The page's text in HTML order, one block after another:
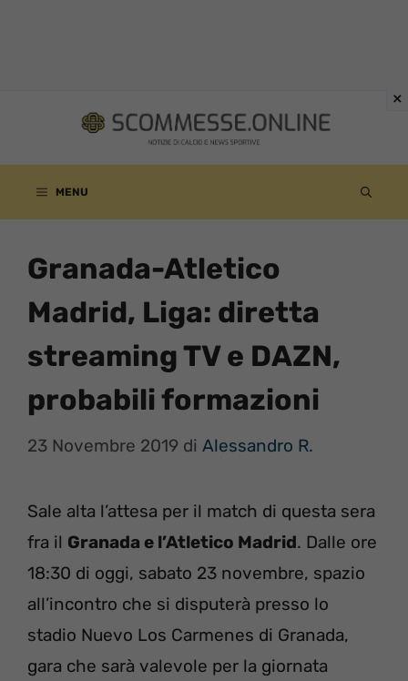
contenuto
MENU
Granada-Atletico
Madrid, Liga: diretta
streaming TV e DAZN,
probabili formazioni
23 Novembre 2019 di Alessandro R.
Sale alta l’attesa per il match di questa sera
fra il Granada e l’Atletico Madrid. Dalle ore
18:30 di oggi, sabato 23 novembre, spazio
all’incontro che si disputerà presso lo
stadio Nuevo Los Carmenes di Granada,
gara che sarà valevole per la giornata